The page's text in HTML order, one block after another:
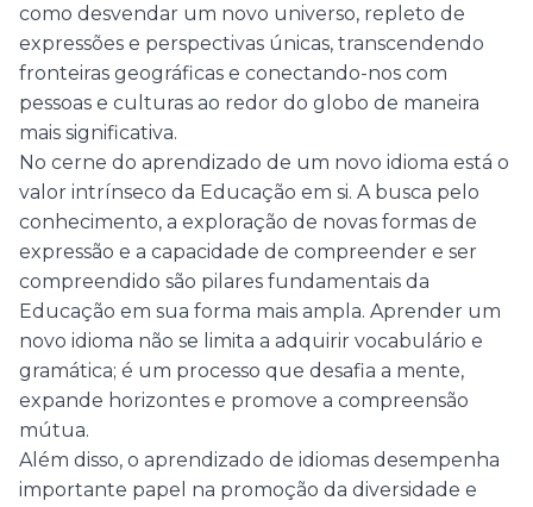
como desvendar um novo universo, repleto de
expressões e perspectivas únicas, transcendendo
fronteiras geográficas e conectando-nos com
pessoas e culturas ao redor do globo de maneira
mais significativa.
No cerne do aprendizado de um novo idioma está o
valor intrínseco da Educação em si. A busca pelo
conhecimento, a exploração de novas formas de
expressão e a capacidade de compreender e ser
compreendido são pilares fundamentais da
Educação em sua forma mais ampla. Aprender um
novo idioma não se limita a adquirir vocabulário e
gramática; é um processo que desafia a mente,
expande horizontes e promove a compreensão
mútua.
Além disso, o aprendizado de idiomas desempenha
importante papel na promoção da diversidade e